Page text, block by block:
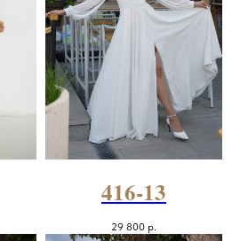
416-13
29 800 р.